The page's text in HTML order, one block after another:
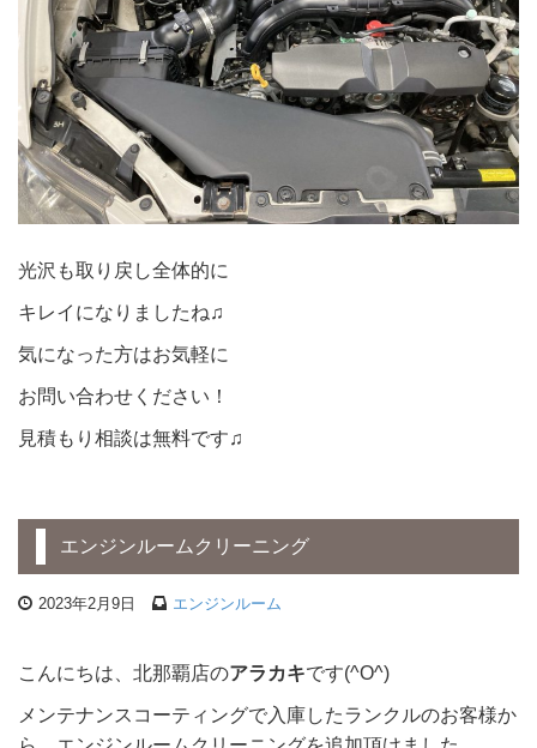
光沢も取り戻し全体的に
キレイになりましたね♫
気になった方はお気軽に
お問い合わせください！
見積もり相談は無料です♫
エンジンルームクリーニング
2023年2月9日 エンジンルーム
こんにちは、北那覇店のアラカキです(^O^)
メンテナンスコーティングで入庫したランクルのお客様か